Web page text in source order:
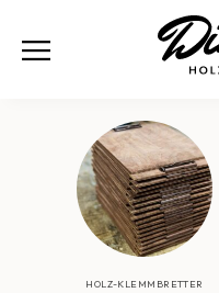
HOLZ-KLEMMBRETTER